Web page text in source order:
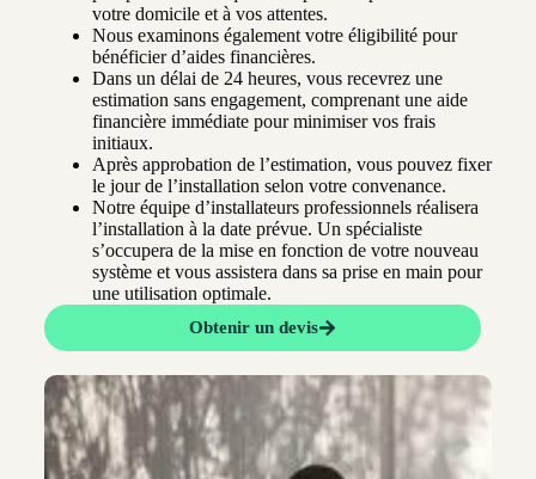
votre domicile et à vos attentes.
Nous examinons également votre éligibilité pour
bénéficier d’aides financières.
Dans un délai de 24 heures, vous recevrez une
estimation sans engagement, comprenant une aide
financière immédiate pour minimiser vos frais
initiaux.
Après approbation de l’estimation, vous pouvez fixer
le jour de l’installation selon votre convenance.
Notre équipe d’installateurs professionnels réalisera
l’installation à la date prévue. Un spécialiste
s’occupera de la mise en fonction de votre nouveau
système et vous assistera dans sa prise en main pour
une utilisation optimale.
Obtenir un devis